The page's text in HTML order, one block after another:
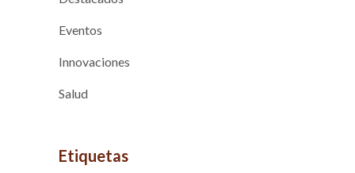
Eventos
Innovaciones
Salud
Etiquetas